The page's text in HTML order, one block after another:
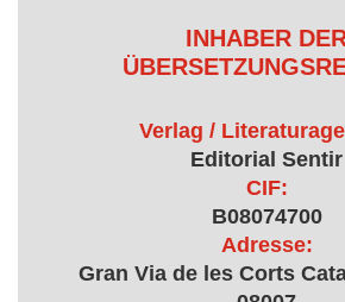
INHABER
Verlag /
Editorial Sentir
CIF:
B08074700
Adresse:
Gran Via de les Corts